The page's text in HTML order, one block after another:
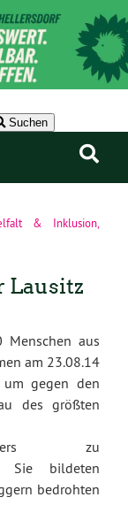
Suchen
& Inklusion,
Lausitz
Menschen aus
am 23.08.14
gegen den
des größten
zu
Sie bildeten
bedrohten